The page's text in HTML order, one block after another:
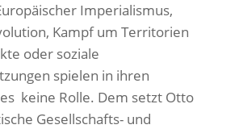
Imperialismus,
Kampf um Territorien
oder soziale
spielen in ihren
keine Rolle. Dem setzt Otto
Gesellschafts- und